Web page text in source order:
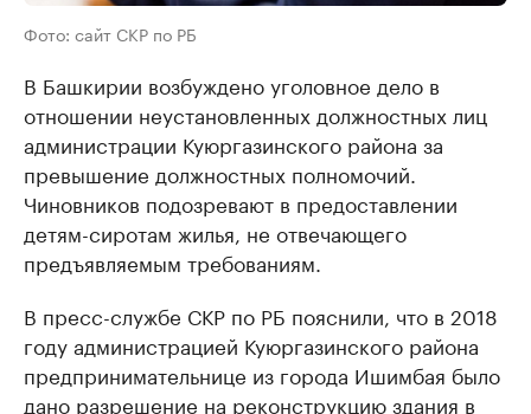
Фото: сайт СКР по РБ
В Башкирии возбуждено уголовное дело в
отношении неустановленных должностных лиц
администрации Куюргазинского района за
превышение должностных полномочий.
Чиновников подозревают в предоставлении
детям-сиротам жилья, не отвечающего
предъявляемым требованиям.
В пресс-службе СКР по РБ пояснили, что в 2018
году администрацией Куюргазинского района
предпринимательнице из города Ишимбая было
дано разрешение на реконструкцию здания в